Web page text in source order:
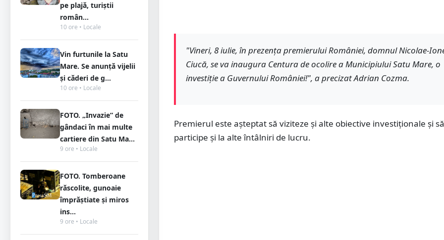
pe plajă, turiștii
român...
10 ore • Locale
Vin furtunile la Satu
Mare. Se anunță vijelii
și căderi de g...
10 ore • Locale
FOTO. „Invazie” de
gândaci în mai multe
cartiere din Satu Ma...
9 ore • Locale
FOTO. Tomberoane
răscolite, gunoaie
împrăștiate și miros
ins...
9 ore • Locale
"Vineri, 8 iulie, în prezența premierului României, domnul Nicolae-
Ciucă, se va inaugura Centura de ocolire a Municipiului Satu Mare, o
investiție a Guvernului României!", a precizat Adrian Cozma.
Premierul este așteptat să viziteze și alte obiective investiționale și să
participe și la alte întâlniri de lucru.